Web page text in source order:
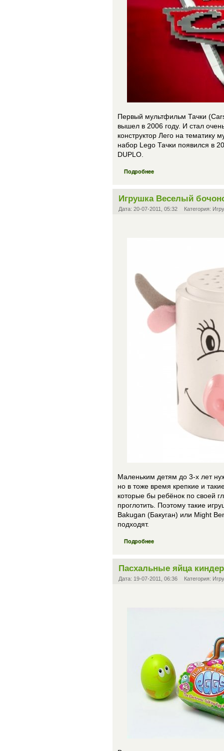
Первый мультфильм Тачки
вышел в 2006 году. И стал
конструктор Лего на
набор Lego Тачки появился в
DUPLO.
Подробнее
Игрушка Веселый
Дата: 20-07-2011, 05:32 Категория:
Маленьким детям до 3-х лет
но в тоже время крепкие и
которые бы ребёнок по своей
проглотить. Поэтому такие
Bakugan (Бакуган) или Might
подходят.
Подробнее
Пасхальные яйца
Дата: 19-07-2011, 06:36 Категория: